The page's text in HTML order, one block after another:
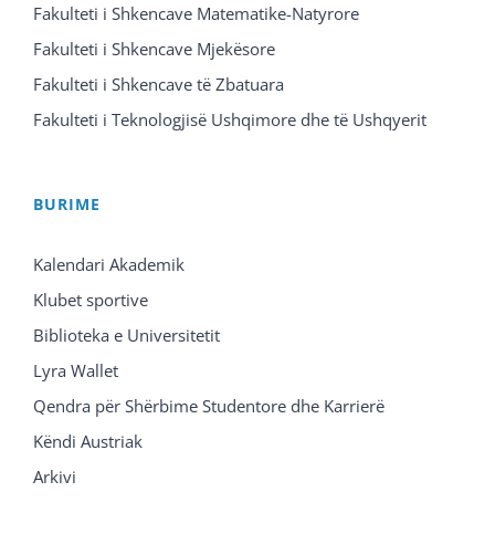
Fakulteti i Shkencave Matematike-Natyrore
Fakulteti i Shkencave Mjekësore
Fakulteti i Shkencave të Zbatuara
Fakulteti i Teknologjisë Ushqimore dhe të Ushqyerit
BURIME
Kalendari Akademik
Klubet sportive
Biblioteka e Universitetit
Lyra Wallet
Qendra për Shërbime Studentore dhe Karrierë
Këndi Austriak
Arkivi